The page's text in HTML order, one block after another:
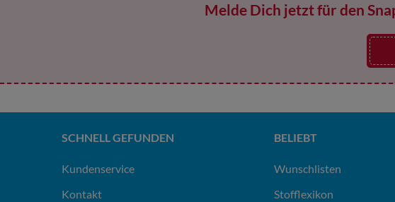
Melde Dich jetzt für den
SCHNELL GEFUNDEN
Kundenservice
Kontakt
BELIEBT
Wunschlisten
Stofflexikon